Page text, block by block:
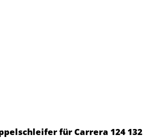
für Carrera 124 132